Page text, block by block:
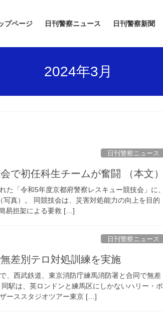
プページ 日刊警察ニュース 日刊警察新聞
2024年3月
日刊警察ニュース
で初任科生チームが奮闘 （本文）
た「令和5年度京都府警察レスキュー競技会」に、
真）。 同競技会は、災害対処能力の向上を目的
易担架による要救 […]
日刊警察ニュース
無差別テロ対処訓練を実施
、西武鉄道、東京消防庁練馬消防署と合同で無差
駅は、英ロンドンと練馬区にしかないハリー・ポ
ーススタジオツアー東京 […]